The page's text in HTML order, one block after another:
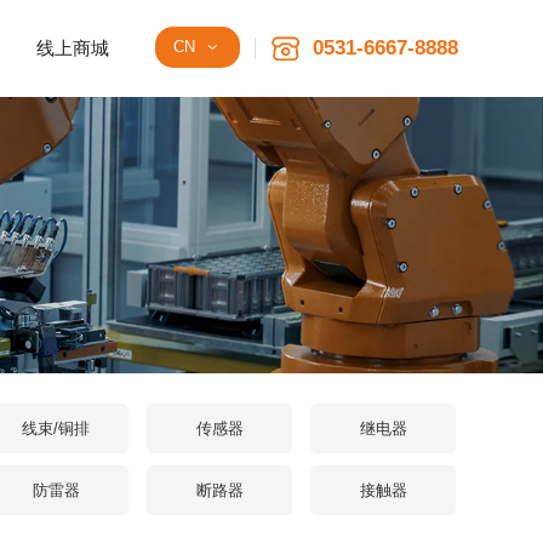
线上商城 CN 0531-6667-8888
线束/铜排 传感器 继电器
防雷器 断路器 接触器